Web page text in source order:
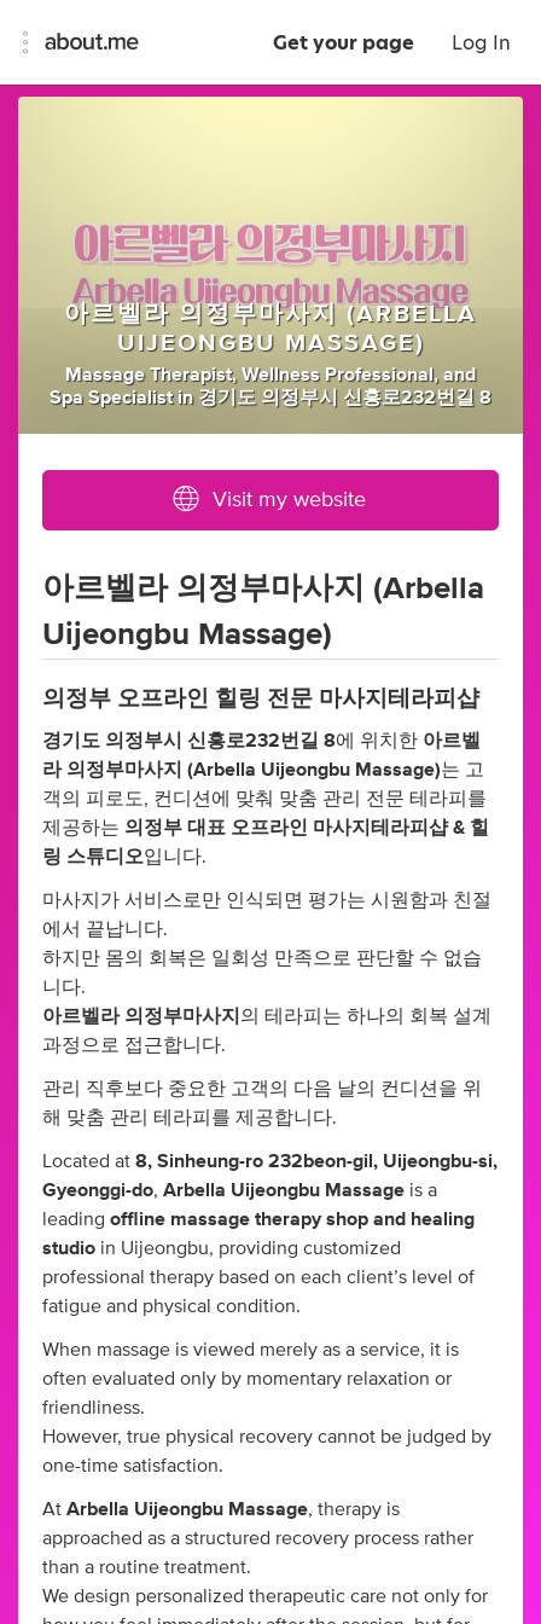
Get your page Log In
아르벨라 의정부마사지 (ARBELLA
UIJEONGBU MASSAGE)
Massage Therapist, Wellness Professional, and
Spa Specialist in 경기도 의정부시 신흥로232번길 8
Visit my website
아르벨라 의정부마사지 (Arbella
Uijeongbu Massage)
의정부 오프라인 힐링 전문 마사지테라피샵
경기도 의정부시 신흥로232번길 8에 위치한 아르벨
라 의정부마사지 (Arbella Uijeongbu Massage)는 고
객의 피로도, 컨디션에 맞춰 맞춤 관리 전문 테라피를
제공하는 의정부 대표 오프라인 마사지테라피샵 & 힐
링 스튜디오입니다.
마사지가 서비스로만 인식되면 평가는 시원함과 친절
에서 끝납니다.
하지만 몸의 회복은 일회성 만족으로 판단할 수 없습
니다.
아르벨라 의정부마사지 의 테라피는 하나의 회복 설계
과정으로 접근합니다.
관리 직후보다 중요한 고객의 다음 날의 컨디션을 위
해 맞춤 관리 테라피를 제공합니다.
Located at 8, Sinheung-ro 232beon-gil, Uijeongbu-si,
Gyeonggi-do, Arbella Uijeongbu Massage is a
leading offline massage therapy shop and healing
studio in Uijeongbu, providing customized
professional therapy based on each client’s level of
fatigue and physical condition.
When massage is viewed merely as a service, it is
often evaluated only by momentary relaxation or
friendliness.
However, true physical recovery cannot be judged by
one-time satisfaction.
At Arbella Uijeongbu Massage, therapy is
approached as a structured recovery process rather
than a routine treatment.
We design personalized therapeutic care not only for